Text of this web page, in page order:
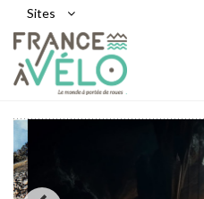
Sites